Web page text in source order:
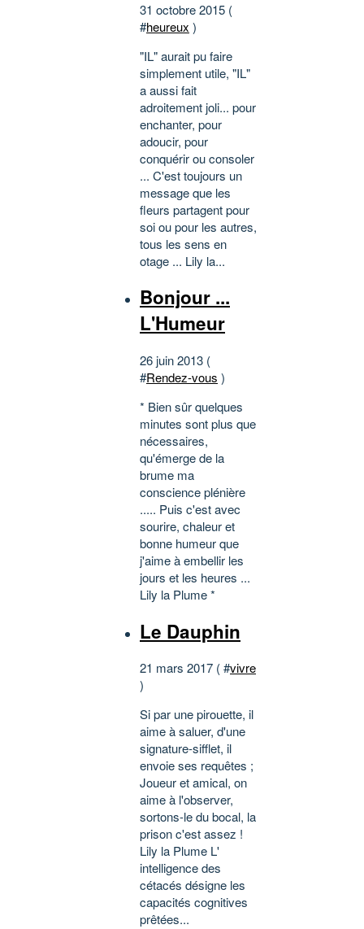
31 octobre 2015 (
#heureux )
"IL" aurait pu faire
simplement utile, "IL"
a aussi fait
adroitement joli... pour
enchanter, pour
adoucir, pour
conquérir ou consoler
... C'est toujours un
message que les
fleurs partagent pour
soi ou pour les autres,
tous les sens en
otage ... Lily la...
Bonjour ...
L'Humeur
26 juin 2013 (
#Rendez-vous )
* Bien sûr quelques
minutes sont plus que
nécessaires,
qu'émerge de la
brume ma
conscience plénière
..... Puis c'est avec
sourire, chaleur et
bonne humeur que
j'aime à embellir les
jours et les heures ...
Lily la Plume *
Le Dauphin
21 mars 2017 ( #vivre
)
Si par une pirouette, il
aime à saluer, d'une
signature-sifflet, il
envoie ses requêtes ;
Joueur et amical, on
aime à l'observer,
sortons-le du bocal, la
prison c'est assez !
Lily la Plume L'
intelligence des
cétacés désigne les
capacités cognitives
prêtées...